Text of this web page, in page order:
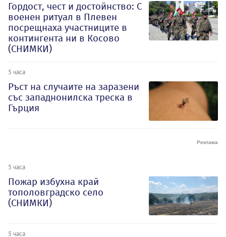
Гордост, чест и достойнство: С
военен ритуал в Плевен
посрещнаха участниците в
контингента ни в Косово
(СНИМКИ)
5 часа
Ръст на случаите на заразени
със западнонилска треска в
Гърция
5 часа
Пожар избухна край
тополовградско село
(СНИМКИ)
5 часа